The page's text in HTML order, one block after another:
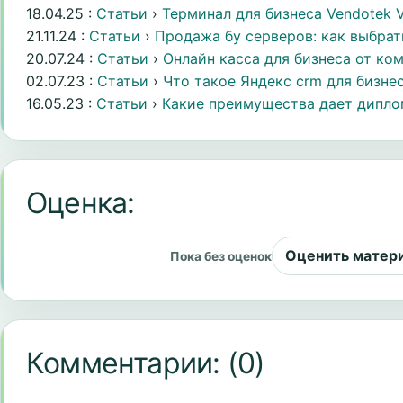
18.04.25 : Статьи › Терминал для бизнеса Vendotek
21.11.24 : Статьи › Продажа бу серверов: как
20.07.24 : Статьи › Онлайн касса для бизнеса от
02.07.23 : Статьи › Что такое Яндекс crm для
16.05.23 : Статьи › Какие преимущества дает
Оценка:
Пока без оценок Оценить
Комментарии: (0)